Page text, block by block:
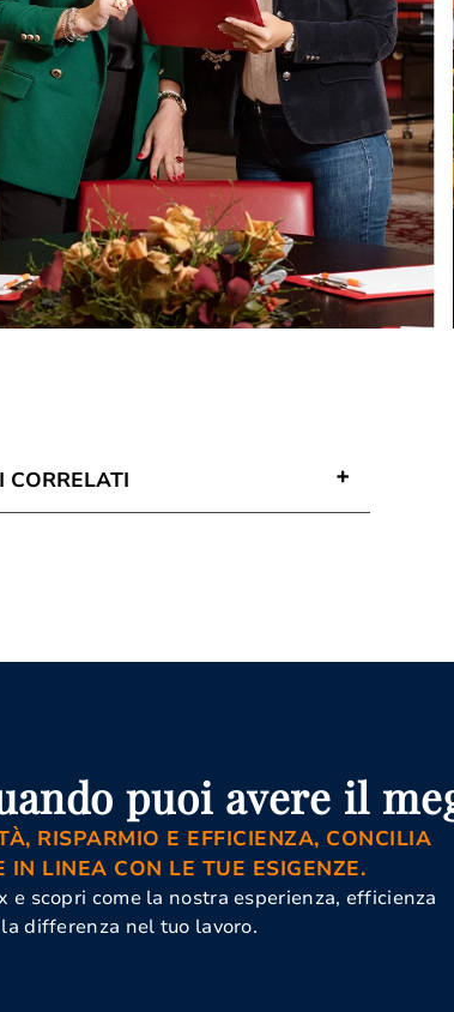
CORRELATI
puoi avere il
RISPARMIO E EFFICIENZA, CONCILIA
LINEA CON LE TUE ESIGENZE.
scopri come la nostra esperienza, efficienza
differenza nel tuo lavoro.